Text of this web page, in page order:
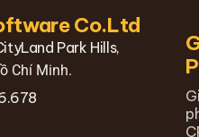
Co.Ltd
Park Hills,
Chí Minh.